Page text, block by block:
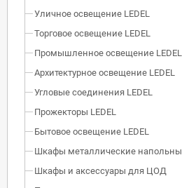
Уличное освещение LEDEL
Торговое освещение LEDEL
Промышленное освещение LEDEL
Архитектурное освещение LEDEL
Угловые соединения LEDEL
Прожекторы LEDEL
Бытовое освещение LEDEL
Шкафы металлические
Шкафы и аксессуары для ЦОД